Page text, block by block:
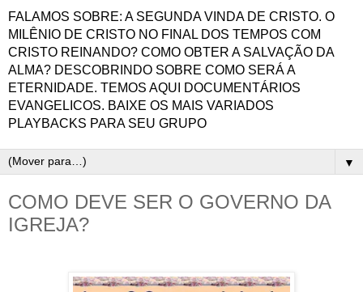
FALAMOS SOBRE: A SEGUNDA VINDA DE CRISTO. O
MILÊNIO DE CRISTO NO FINAL DOS TEMPOS COM
CRISTO REINANDO? COMO OBTER A SALVAÇÃO DA
ALMA? DESCOBRINDO SOBRE COMO SERÁ A
ETERNIDADE. TEMOS AQUI DOCUMENTÁRIOS
EVANGELICOS. BAIXE OS MAIS VARIADOS
PLAYBACKS PARA SEU GRUPO
▼
COMO DEVE SER O GOVERNO DA
IGREJA?